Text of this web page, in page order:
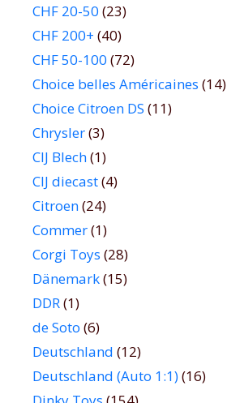
CHF 20-50 (23)
CHF 200+ (40)
CHF 50-100 (72)
Choice belles Américaines (14)
Choice Citroen DS (11)
Chrysler(3)
CIJ Blech(1)
CIJ diecast(4)
Citroen(24)
Commer(1)
Corgi Toys (28)
Dänemark(15)
DDR(1)
de Soto (6)
Deutschland (12)
Deutschland (Auto 1:1)(16)